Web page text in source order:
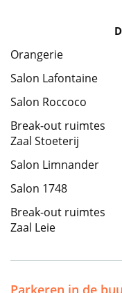
Orangerie
Salon Lafontaine
Salon Roccoco
Break-out ruimtes
Zaal Stoeterij
Salon Limnander
Salon 1748
Break-out ruimtes
Zaal Leie